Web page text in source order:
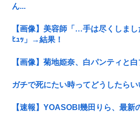
ん...
【画像】美容師「…手は尽くしま
ﾋｭｯ」→結果！
【画像】菊地姫奈、白パンティと
ガチで死にたい時ってどうしたらい
【速報】YOASOBI幾田りら、最新